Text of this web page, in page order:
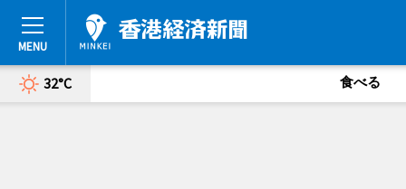
32°C 食べる